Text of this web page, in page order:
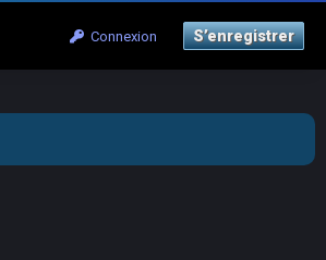
Connexion S’enregistrer